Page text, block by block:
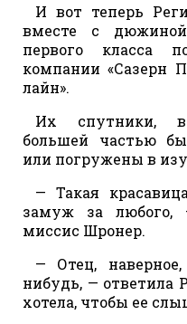
И вот теперь
вместе с
первого класса
компании «Сазерн
лайн».
Их спутники,
большей частью
или погружены в
— Такая
замуж за любого,
миссис Шронер.
— Отец,
нибудь, — ответила
хотела, чтобы ее